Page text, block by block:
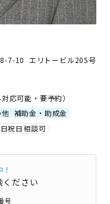
7-10 エリトービル205号
応可能・要予約）
補助金・助成金
祝日相談可
ください
号